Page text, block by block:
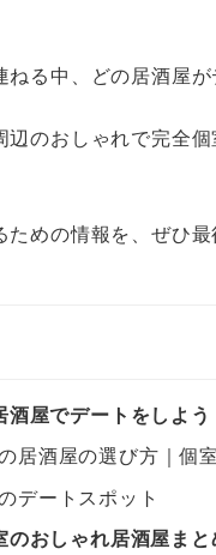
る中、どの居酒屋
のおしゃれで完全
めの情報を、ぜひ最
屋でデートをしよう
居酒屋の選び方｜個
デートスポット
おしゃれ居酒屋まと